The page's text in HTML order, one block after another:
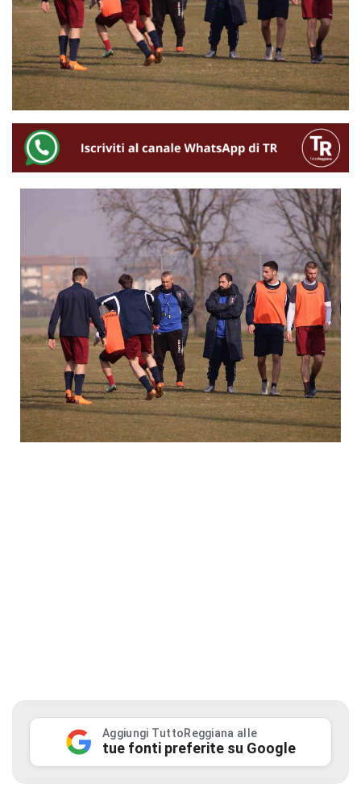
Aggiungi TuttoReggiana alle
tue fonti preferite su Google